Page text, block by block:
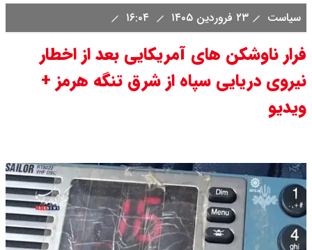
سیاست ۲۳ فروردین ۱۴۰۵
فرار ناوشکن های آمریکایی بعد از اخطار
نیروی دریایی سپاه از شرق تنگه هرمز +
ویدیو